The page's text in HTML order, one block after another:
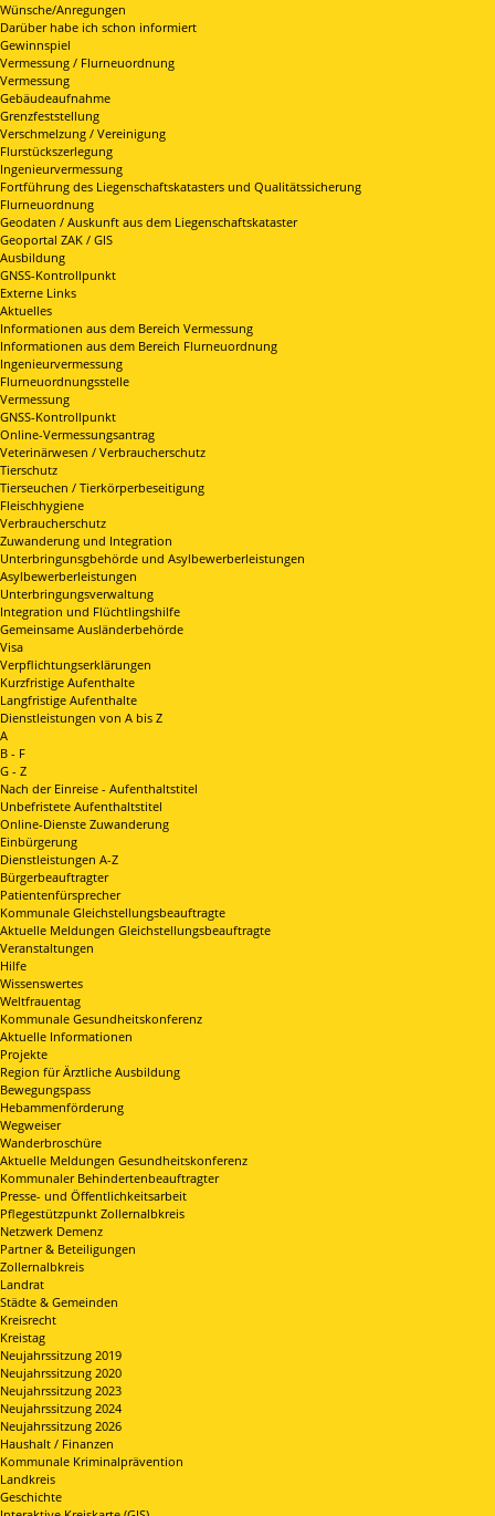
Wünsche/Anregungen
Darüber habe ich schon informiert
Gewinnspiel
Vermessung / Flurneuordnung
Vermessung
Gebäudeaufnahme
Grenzfeststellung
Verschmelzung / Vereinigung
Flurstückszerlegung
Ingenieurvermessung
Fortführung des Liegenschaftskatasters und Qualitätssicherung
Flurneuordnung
Geodaten / Auskunft aus dem Liegenschaftskataster
Geoportal ZAK / GIS
Ausbildung
GNSS-Kontrollpunkt
Externe Links
Aktuelles
Informationen aus dem Bereich Vermessung
Informationen aus dem Bereich Flurneuordnung
Ingenieurvermessung
Flurneuordnungsstelle
Vermessung
GNSS-Kontrollpunkt
Online-Vermessungsantrag
Veterinärwesen / Verbraucherschutz
Tierschutz
Tierseuchen / Tierkörperbeseitigung
Fleischhygiene
Verbraucherschutz
Zuwanderung und Integration
Unterbringunsgbehörde und Asylbewerberleistungen
Asylbewerberleistungen
Unterbringungsverwaltung
Integration und Flüchtlingshilfe
Gemeinsame Ausländerbehörde
Visa
Verpflichtungserklärungen
Kurzfristige Aufenthalte
Langfristige Aufenthalte
Dienstleistungen von A bis Z
A
B - F
G - Z
Nach der Einreise - Aufenthaltstitel
Unbefristete Aufenthaltstitel
Online-Dienste Zuwanderung
Einbürgerung
Dienstleistungen A-Z
Bürgerbeauftragter
Patientenfürsprecher
Kommunale Gleichstellungsbeauftragte
Aktuelle Meldungen Gleichstellungsbeauftragte
Veranstaltungen
Hilfe
Wissenswertes
Weltfrauentag
Kommunale Gesundheitskonferenz
Aktuelle Informationen
Projekte
Region für Ärztliche Ausbildung
Bewegungspass
Hebammenförderung
Wegweiser
Wanderbroschüre
Aktuelle Meldungen Gesundheitskonferenz
Kommunaler Behindertenbeauftragter
Presse- und Öffentlichkeitsarbeit
Pflegestützpunkt Zollernalbkreis
Netzwerk Demenz
Partner & Beteiligungen
Zollernalbkreis
Landrat
Städte & Gemeinden
Kreisrecht
Kreistag
Neujahrssitzung 2019
Neujahrssitzung 2020
Neujahrssitzung 2023
Neujahrssitzung 2024
Neujahrssitzung 2026
Haushalt / Finanzen
Kommunale Kriminalprävention
Landkreis
Geschichte